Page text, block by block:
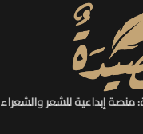
إبداعية للشعر والشعراء